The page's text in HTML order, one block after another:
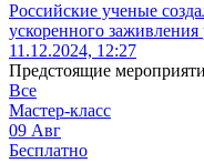
Российские ученые
ускоренного заживления
11.12.2024, 12:27
Предстоящие
Все
Мастер-класс
09 Авг
Бесплатно